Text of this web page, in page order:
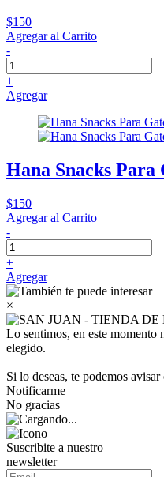
$150
Agregar al Carrito
-
+
Agregar
Hana Snacks
$150
Agregar al Carrito
-
+
Agregar
×
Lo sentimos, en este momento
elegido.
Si lo deseas, te podemos
Notificarme
No gracias
Suscribite a nuestro
newsletter